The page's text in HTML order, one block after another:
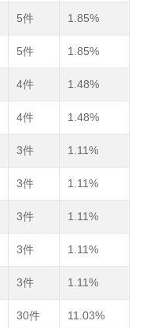
5件 1.85%
5件 1.85%
4件 1.48%
4件 1.48%
3件 1.11%
3件 1.11%
3件 1.11%
3件 1.11%
3件 1.11%
30件 11.03%